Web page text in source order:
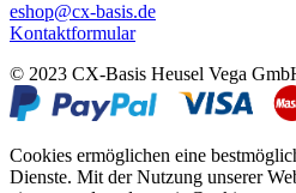
eshop@cx-basis.de
Kontaktformular
© 2023 CX-Basis Heusel Vega
Cookies ermöglichen eine
Dienste. Mit der Nutzung unserer